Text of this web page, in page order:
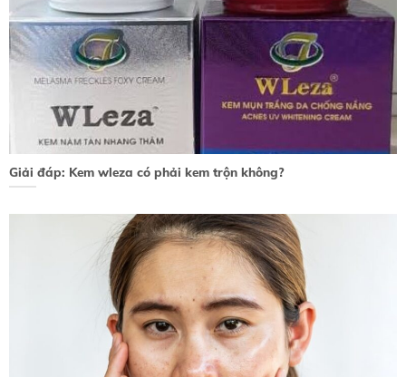
Giải đáp: Kem wleza có phải kem trộn không?